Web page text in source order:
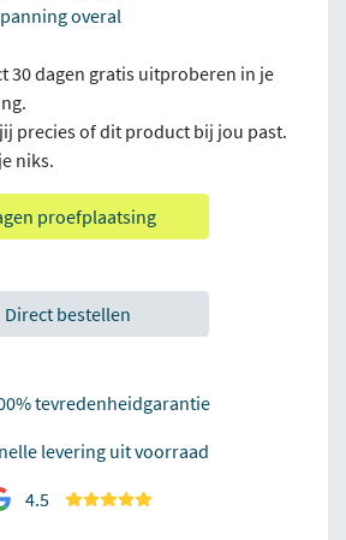
overal
30 dagen gratis uitproberen in je
precies of dit product bij jou past.
niks.
proefplaatsing
Direct bestellen
tevredenheidgarantie
levering uit voorraad
4.5